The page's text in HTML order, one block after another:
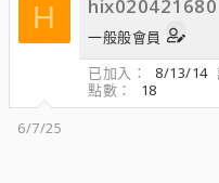
人H hix020421680
一般般會員
已加入
8/13/14
點數
18
6/7/25